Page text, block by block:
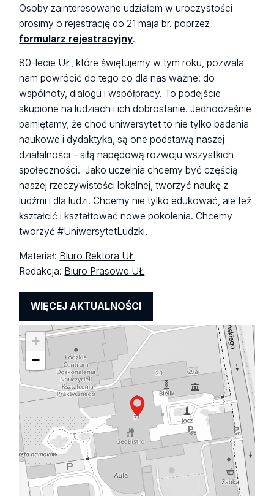
Osoby zainteresowane udziałem w uroczystości
prosimy o rejestrację do 21 maja br. poprzez
formularz rejestracyjny.
80-lecie UŁ, które świętujemy w tym roku, pozwala
nam powrócić do tego co dla nas ważne: do
wspólnoty, dialogu i współpracy. To podejście
skupione na ludziach i ich dobrostanie. Jednocześnie
pamiętamy, że choć uniwersytet to nie tylko badania
naukowe i dydaktyka, są one podstawą naszej
działalności – siłą napędową rozwoju wszystkich
społeczności. Jako uczelnia chcemy być częścią
naszej rzeczywistości lokalnej, tworzyć naukę z
ludźmi i dla ludzi. Chcemy nie tylko edukować, ale też
kształcić i kształtować nowe pokolenia. Chcemy
tworzyć #UniwersytetLudzki.
Materiał: Biuro Rektora UŁ
Redakcja: Biuro Prasowe UŁ
WIĘCEJ AKTUALNOŚCI
+
−